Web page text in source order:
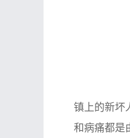
镇上的新坏
和病痛都是